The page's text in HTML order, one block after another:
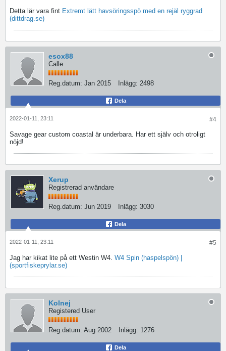
Detta lär vara fint Extremt lätt havsöringsspö med en rejäl ryggrad
(dittdrag.se)
esox88
Calle
Reg.datum: Jan 2015 Inlägg: 2498
Dela
#4
2022-01-11, 23:11
Savage gear custom coastal är underbara. Har ett själv och otroligt
nöjd!
Xerup
Registrerad användare
Reg.datum: Jun 2019 Inlägg: 3030
Dela
#5
2022-01-11, 23:11
Jag har kikat lite på ett Westin W4. W4 Spin (haspelspön) |
(sportfiskeprylar.se)
Kolnej
Registered User
Reg.datum: Aug 2002 Inlägg: 1276
Dela